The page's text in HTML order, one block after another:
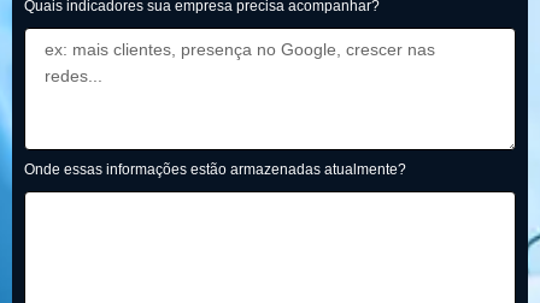
Quais indicadores sua empresa precisa acompanhar?
Onde essas informações estão armazenadas atualmente?